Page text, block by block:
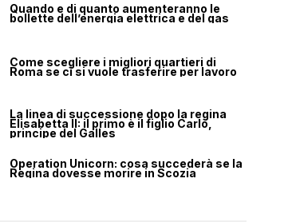
Quando e di quanto aumenteranno le
bollette dell’energia elettrica e del gas
Come scegliere i migliori quartieri di
Roma se ci si vuole trasferire per lavoro
La linea di successione dopo la regina
Elisabetta II: il primo è il figlio Carlo,
principe del Galles
Operation Unicorn: cosa succederà se la
Regina dovesse morire in Scozia